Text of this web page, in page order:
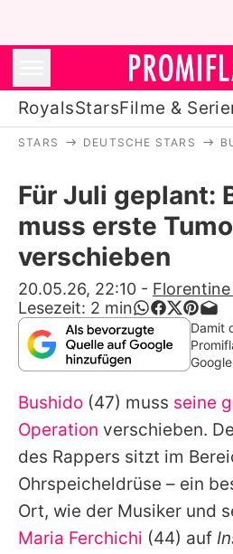
RoyalsStarsFilme &
Stars
Filme &
Lifestyle
Familie &
Promiflash
Alle Themen auf
Jobs
App
Team
STARS DEUTSCHE STARS
Für Juli geplant:
muss erste
verschieben
20.05.26, 22:10 -
Lesezeit: 2 min
Damit
Bushido (47) muss seine
Operation verschieben.
des Rappers sitzt im
Ohrspeicheldrüse – ein
Ort, wie der Musiker und
Maria Ferchichi (44) auf